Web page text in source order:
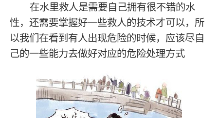
在水里救人是需要自己拥有很不错的水
性，还需要掌握好一些救人的技术才可以，所
以我们在看到有人出现危险的时候，应该尽自
己的一些能力去做好对应的危险处理方式